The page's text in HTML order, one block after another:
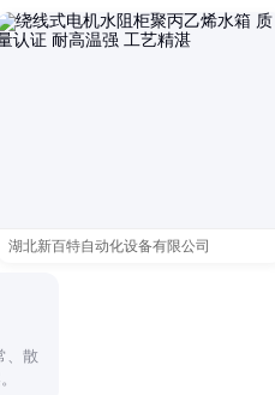
湖北新百特自动化设备有限公司
、散